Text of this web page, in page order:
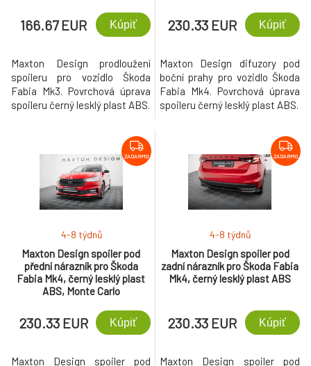
166.67 EUR Kúpiť
Maxton Design prodloužení
spoileru pro vozidlo Škoda
Fabia Mk3. Povrchová úprava
spoileru černý lesklý plast ABS.
230.33 EUR Kúpiť
Maxton Design difuzory pod
boční prahy pro vozidlo Škoda
Fabia Mk4. Povrchová úprava
spoileru černý lesklý plast ABS.
ZADARMO
Maxton Design spoiler pod
přední nárazník pro Škoda
Fabia Mk4, černý lesklý plast
ABS, Monte Carlo
4-8 týdnů
230.33 EUR Kúpiť
Maxton Design spoiler pod
ZADARMO
Maxton Design spoiler pod
zadní nárazník pro Škoda Fabia
Mk4, černý lesklý plast ABS
4-8 týdnů
230.33 EUR Kúpiť
Maxton Design spoiler pod